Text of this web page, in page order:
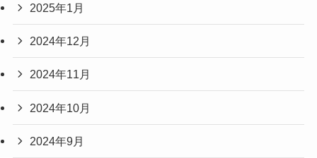
2025年1月
2024年12月
2024年11月
2024年10月
2024年9月